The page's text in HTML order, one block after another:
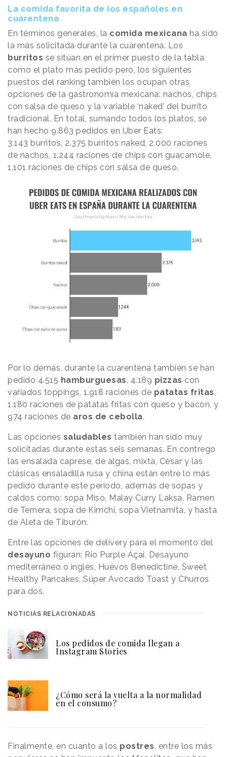
La comida favorita de los españoles en
cuarentena
En términos generales, la comida mexicana ha sido
la más solicitada durante la cuarentena. Los
burritos se sitúan en el primer puesto de la tabla
como el plato más pedido pero, los siguientes
puestos del ranking también los ocupan otras
opciones de la gastronomía mexicana: nachos, chips
con salsa de queso y la variable ‘naked’ del burrito
tradicional. En total, sumando todos los platos, se
han hecho 9.863 pedidos en Uber Eats:
3.143 burritos, 2.375 burritos naked, 2.000 raciones
de nachos, 1.244 raciones de chips con guacamole,
1.101 raciones de chips con salsa de queso.
Por lo demás, durante la cuarentena también se han
pedido 4.515 hamburguesas , 4.189 pizzas con
variados toppings, 1.918 raciones de patatas fritas
1.180 raciones de patatas fritas con queso y bacon, y
974 raciones de aros de cebolla.
Las opciones saludables también han sido muy
solicitadas durante estas seis semanas. En contrego
las ensalada caprese, de algas, mixta, César y las
clásicas ensaladilla rusa y china están entre lo más
pedido durante este periodo, además de sopas y
caldos como: sopa Miso, Malay Curry Laksa, Ramen
de Ternera, sopa de Kimchi, sopa Vietnamita, y hasta
de Aleta de Tiburón.
Entre las opciones de delivery para el momento del
desayuno figuran: Rio Purple Açai, Desayuno
mediterráneo o inglés, Huevos Benedictine, Sweet
Healthy Pancakes, Súper Avocado Toast y Churros
para dos.
NOTICIAS RELACIONADAS
Los pedidos de comida llegan a
Instagram Stories
¿Cómo será la vuelta a la normalidad
en el consumo?
Finalmente, en cuanto a los postres , entre los más